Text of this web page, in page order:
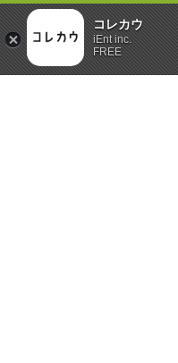
コレカウ
iEnt inc.
FREE